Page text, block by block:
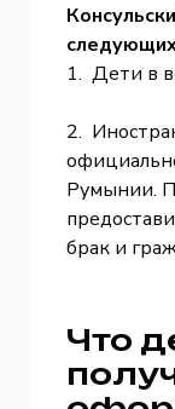
1. Дети в
2.
Румынии.
брак и
Что